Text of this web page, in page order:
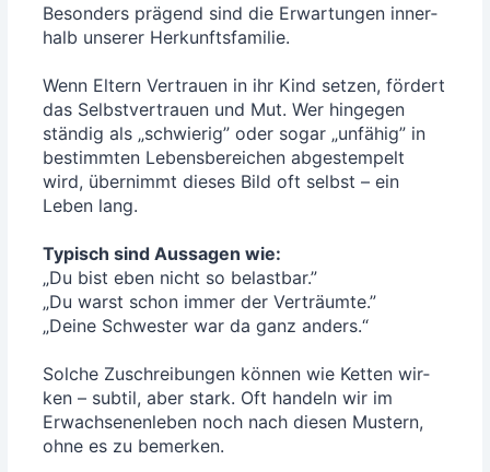
Beson­ders prä­gend sind die Erwar­tun­gen inner­
halb unse­rer Her­kunfts­fa­mi­lie.
Wenn Eltern Ver­trau­en in ihr Kind set­zen, för­dert
das Selbst­ver­trau­en und Mut. Wer hin­ge­gen
stän­dig als „schwie­rig” oder sogar „unfä­hig” in
bestimm­ten Lebens­be­rei­chen abge­stem­pelt
wird, über­nimmt die­ses Bild oft selbst – ein
Leben lang.
Typisch sind Aus­sa­gen wie:
„Du bist eben nicht so belast­bar.”
„Du warst schon immer der Ver­träum­te.”
„Dei­ne Schwes­ter war da ganz anders.“
Sol­che Zuschrei­bun­gen kön­nen wie Ket­ten wir­
ken – sub­til, aber stark. Oft han­deln wir im
Erwach­se­nen­le­ben noch nach die­sen Mus­tern,
ohne es zu bemerken.